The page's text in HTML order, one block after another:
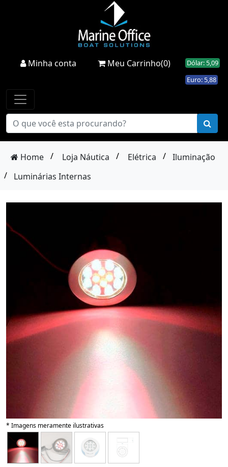
Minha conta Meu Carrinho(0)
Dólar: 5,09
Euro: 5,88
Home / Loja Náutica / Elétrica / Iluminação
/
Luminárias Internas
* Imagens meramente ilustrativas